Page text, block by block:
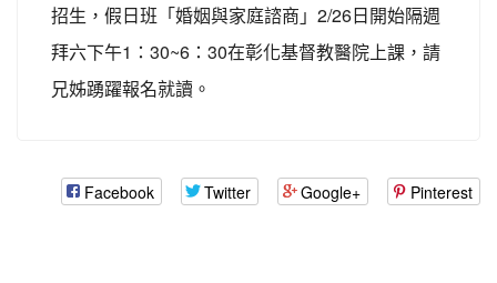
招生，假日班「婚姻與家庭諮商」2/26日開始隔週
拜六下午1：30~6：30在彰化基督教醫院上課，請
兄姊踴躍報名就讀。
Facebook Twitter Google+ Pinterest